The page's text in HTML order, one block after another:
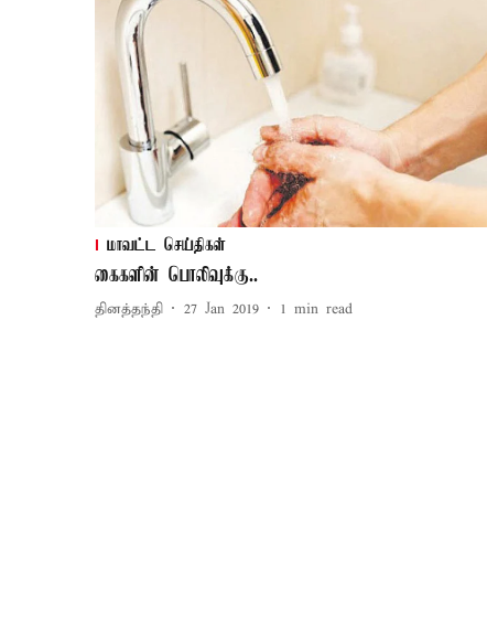
மாவட்ட செய்திகள்
கைகளின் பொலிவுக்கு..
தினத்தந்தி 27 Jan 2019 1 min read